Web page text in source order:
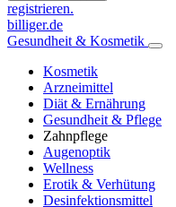
registrieren.
billiger.de
Gesundheit & Kosmetik
Kosmetik
Arzneimittel
Diät & Ernährung
Gesundheit & Pflege
Zahnpflege
Augenoptik
Wellness
Erotik & Verhütung
Desinfektionsmittel